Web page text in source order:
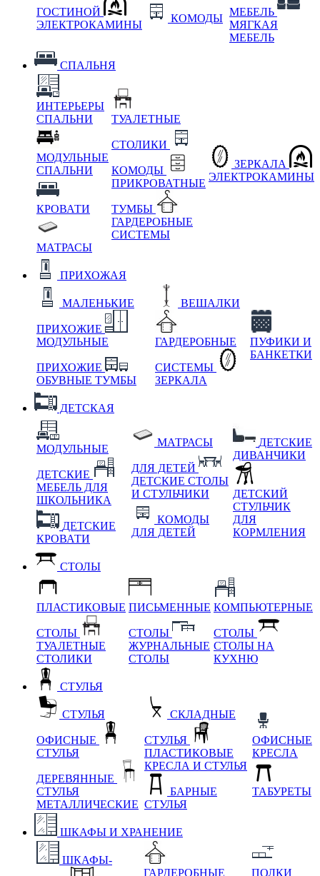
ГОСТИНОЙ
ЭЛЕКТРОКАМИНЫ
КОМОДЫ
МЕБЕЛЬ
МЯГКАЯ
МЕБЕЛЬ
СПАЛЬНЯ
ИНТЕРЬЕРЫ
СПАЛЬНИ
МОДУЛЬНЫЕ
СПАЛЬНИ
КРОВАТИ
МАТРАСЫ
ТУАЛЕТНЫЕ
СТОЛИКИ
КОМОДЫ
ПРИКРОВАТНЫЕ
ТУМБЫ
ГАРДЕРОБНЫЕ
СИСТЕМЫ
ЗЕРКАЛА
ЭЛЕКТРОКАМИНЫ
ПРИХОЖАЯ
МАЛЕНЬКИЕ
ПРИХОЖИЕ
МОДУЛЬНЫЕ
ПРИХОЖИЕ
ОБУВНЫЕ ТУМБЫ
ВЕШАЛКИ
ГАРДЕРОБНЫЕ
СИСТЕМЫ
ЗЕРКАЛА
ПУФИКИ И
БАНКЕТКИ
ДЕТСКАЯ
МОДУЛЬНЫЕ
ДЕТСКИЕ
МЕБЕЛЬ ДЛЯ
ШКОЛЬНИКА
ДЕТСКИЕ
КРОВАТИ
МАТРАСЫ
ДЛЯ ДЕТЕЙ
ДЕТСКИЕ СТОЛЫ
И СТУЛЬЧИКИ
КОМОДЫ
ДЛЯ ДЕТЕЙ
ДЕТСКИЕ
ДИВАНЧИКИ
ДЕТСКИЙ
СТУЛЬЧИК
ДЛЯ
КОРМЛЕНИЯ
СТОЛЫ
ПЛАСТИКОВЫЕ
СТОЛЫ
ТУАЛЕТНЫЕ
СТОЛИКИ
ПИСЬМЕННЫЕ
СТОЛЫ
ЖУРНАЛЬНЫЕ
СТОЛЫ
КОМПЬЮТЕРНЫЕ
СТОЛЫ
СТОЛЫ НА
КУХНЮ
СТУЛЬЯ
СТУЛЬЯ
ОФИСНЫЕ
СТУЛЬЯ
ДЕРЕВЯННЫЕ
СТУЛЬЯ
МЕТАЛЛИЧЕСКИЕ
СКЛАДНЫЕ
СТУЛЬЯ
ПЛАСТИКОВЫЕ
КРЕСЛА И СТУЛЬЯ
БАРНЫЕ
СТУЛЬЯ
ОФИСНЫЕ
КРЕСЛА
ТАБУРЕТЫ
ШКАФЫ И ХРАНЕНИЕ
ШКАФЫ-
ГАРДЕРОБНЫЕ
ПОЛКИ